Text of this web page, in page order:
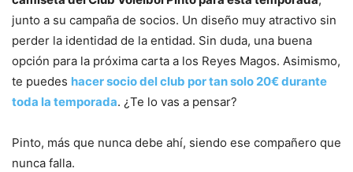
junto a su campaña de socios. Un diseño muy atractivo sin
perder la identidad de la entidad. Sin duda, una buena
opción para la próxima carta a los Reyes Magos. Asimismo,
te puedes hacer socio del club por tan solo 20€ durante
toda la temporada. ¿Te lo vas a pensar?
Pinto, más que nunca debe ahí, siendo ese compañero que
nunca falla.